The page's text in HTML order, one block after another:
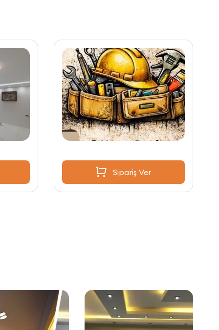
Sipariş Ver